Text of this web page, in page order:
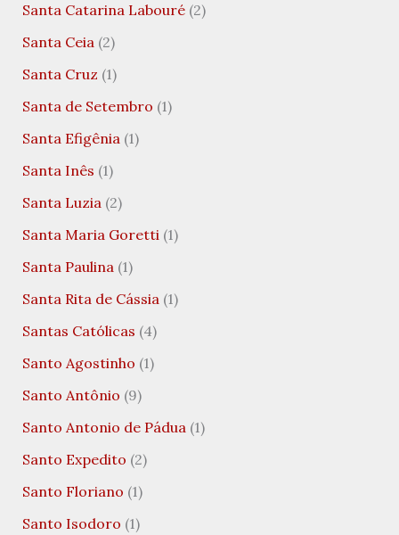
Santa Catarina Labouré(2)
Santa Ceia(2)
Santa Cruz (1)
Santa de Setembro (1)
Santa Efigênia(1)
Santa Inês (1)
Santa Luzia(2)
Santa Maria Goretti(1)
Santa Paulina(1)
Santa Rita de Cássia(1)
Santas Católicas (4)
Santo Agostinho (1)
Santo Antônio (9)
Santo Antonio de Pádua(1)
Santo Expedito (2)
Santo Floriano (1)
Santo Isodoro (1)